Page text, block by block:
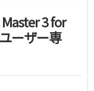
3 for
ーザー専